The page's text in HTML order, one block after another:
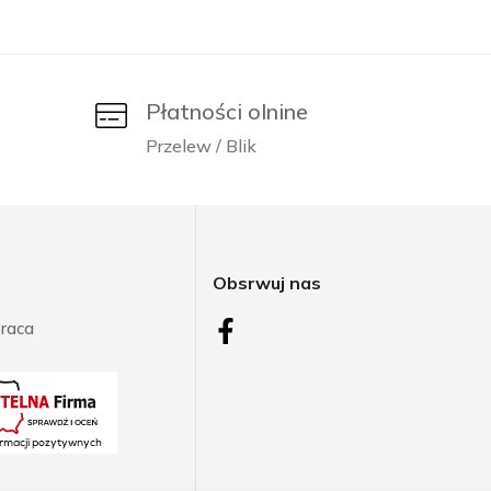
Płatności olnine
Przelew / Blik
Obsrwuj nas